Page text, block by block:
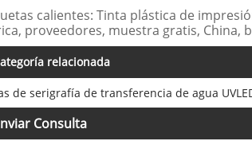
calientes: Tinta plástica de
proveedores, muestra gratis, China,
relacionada
de serigrafía de transferencia de agua
Consulta